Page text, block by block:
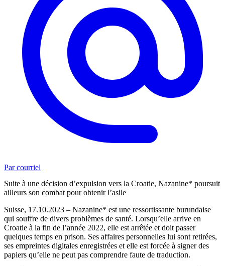
Par courriel
Suite à une décision d’expulsion vers la Croatie, Nazanine* poursuit
ailleurs son combat pour obtenir l’asile
Suisse, 17.10.2023 – Nazanine* est une ressortissante burundaise
qui souffre de divers problèmes de santé. Lorsqu’elle arrive en
Croatie à la fin de l’année 2022, elle est arrêtée et doit passer
quelques temps en prison. Ses affaires personnelles lui sont retirées,
ses empreintes digitales enregistrées et elle est forcée à signer des
papiers qu’elle ne peut pas comprendre faute de traduction.